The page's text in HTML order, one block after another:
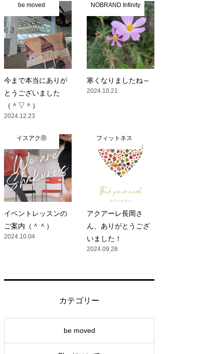
be moved
今まで本当にありが
とうございました
（＾▽＾）
2024.12.23
NOBRAND Infinity
寒くなりましたね～
2024.10.21
イスアクⓇ
イベントレッスンの
ご案内（＾＾）
2024.10.04
フィットネス
アクアーレ長岡さ
ん、ありがとうござ
いました！
2024.09.28
カテゴリー
be moved